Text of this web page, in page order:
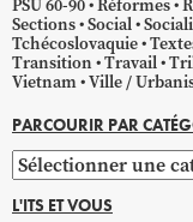
PSU 60-90 Réformes
Sections Social
Tchécoslovaquie
Transition Travail
Vietnam Ville /
PARCOURIR PAR
Parcourir
par
catégorie
L'ITS ET VOUS